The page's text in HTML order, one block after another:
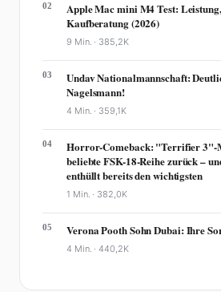
02
Apple Mac mini M4 Test:
Kaufberatung (2026)
9 Min. · 385,2K
03
Undav Nationalmannschaft:
Nagelsmann!
4 Min. · 359,1K
04
Horror-Comeback: "Terrifier 3"-
beliebte FSK-18-Reihe zurück –
enthüllt bereits den wichtigsten
1 Min. · 382,0K
05 Verona Pooth Sohn Dubai: Ihre
4 Min. ·440,2K